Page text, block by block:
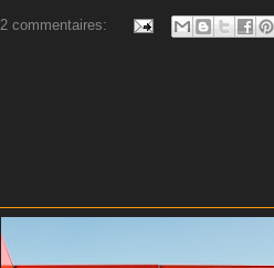
2 commentaires: